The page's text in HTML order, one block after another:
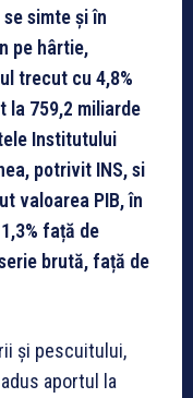
simte şi în
pe hârtie,
trecut cu 4,8%
la 759,2 miliarde
Institutului
potrivit INS, si
valoarea PIB, în
față de
brută, față de
şi pescuitului,
aportul la